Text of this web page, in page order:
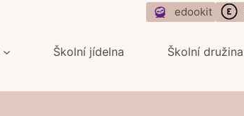
edookit
Školní jídelna Školní družina